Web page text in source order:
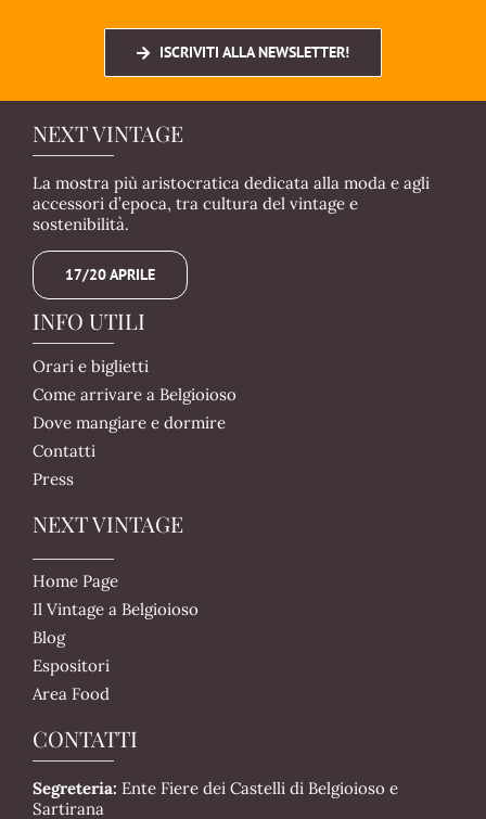
ISCRIVITI ALLA NEWSLETTER!
NEXT VINTAGE
La mostra più aristocratica dedicata alla moda e agli
accessori d’epoca, tra cultura del vintage e
sostenibilità.
17/20 APRILE
INFO UTILI
Orari e biglietti
Come arrivare a Belgioioso
Dove mangiare e dormire
Contatti
Press
NEXT VINTAGE
Home Page
Il Vintage a Belgioioso
Blog
Espositori
Area Food
CONTATTI
Segreteria: Ente Fiere dei Castelli di Belgioioso e
Sartirana